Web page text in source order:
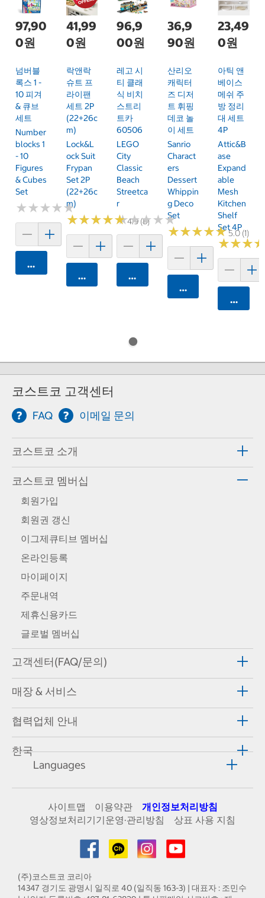
97,90
0원
넘버블
록스 1 -
10 피겨
& 큐브
세트
Number
Blocks 1
- 10
Figures
& Cubes
Set
★★★★★
★★★★★
카트에 담기
41,99
0원
락앤락
슈트 프
라이팬
세트 2P
(22+26c
M)
Lock&L
Ock Suit
Frypan
Set 2P
(22+26c
M)
★★★★★
★★★★★4.9 (8)
카트에 담기
96,9
00원
레고 시
티 클래
식 비치
스트리
트카
60506
LEGO
City
Classic
Beach
Streetca
R
★★★★★
★★★★★
카트에 담기
36,9
90원
산리오
캐릭터
즈 디저
트 휘핑
데코 놀
이 세트
Sanrio
Charact
Ers
Dessert
Whippin
G Deco
Set
★★★★★
★★★★★5.0 (1)
카트에 담기
23,49
0원
아틱 앤
베이스
메쉬 주
방 정리
대 세트
4P
Attic&B
Ase
Expand
Able
Mesh
Kitchen
Shelf
Set 4P
★★★
★★★
카트에
코스트코 고객센터
FAQ 이메일 문의
코스트코 소개
코스트코 멤버십
회원가입
회원권 갱신
이그제큐티브 멤버십
온라인등록
마이페이지
주문내역
제휴신용카드
글로벌 멤버십
고객센터(FAQ/문의)
매장 & 서비스
협력업체 안내
한국
Languages
사이트맵 이용약관
개인정보처리방침
영상정보처리기기운영·관리방침
상표 사용 지침
(주)코스트코 코리아
14347 경기도 광명시 일직로 40 (일직동 163-3) | 대표자 : 조민수